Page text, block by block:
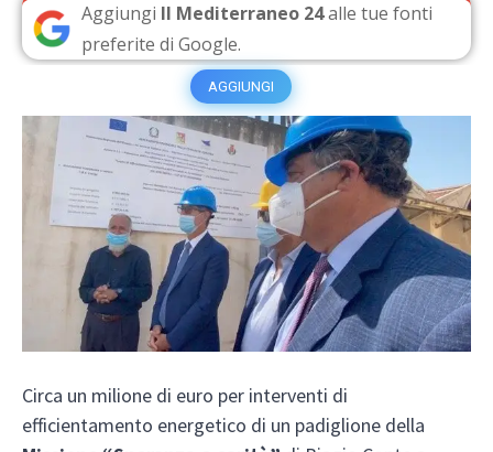
Aggiungi Il Mediterraneo 24alle tue fonti
preferite di Google.
AGGIUNGI
Circa un milione di euro per interventi di
efficientamento energetico di un padiglione della